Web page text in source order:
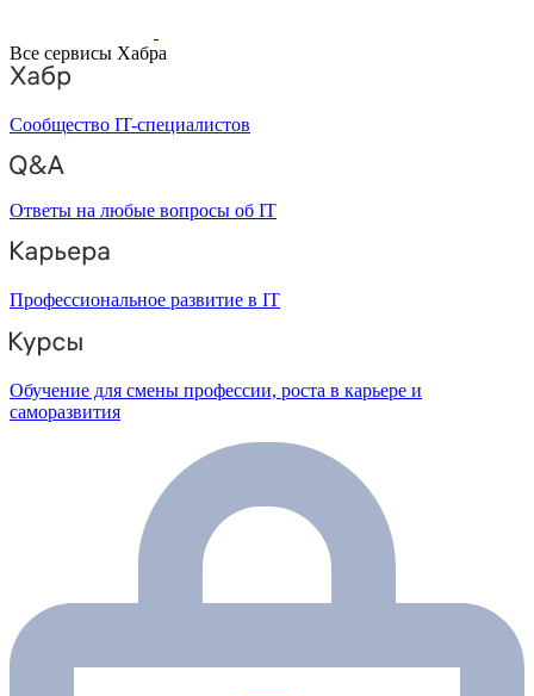
Все сервисы Хабра
Сообщество IT-специалистов
Ответы на любые вопросы об IT
Профессиональное развитие в IT
Обучение для смены профессии, роста в карьере и
саморазвития